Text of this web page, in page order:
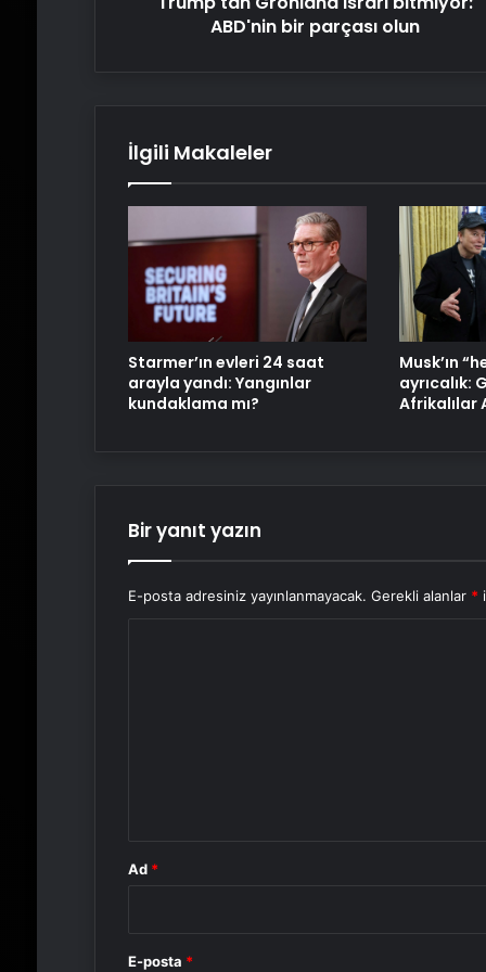
ABD'nin bir parçası olun
İlgili Makaleler
Starmer’ın evleri 24 saat
arayla yandı: Yangınlar
kundaklama mı?
Musk’ın
ayrıcalık:
Afrikalılar
Bir yanıt yazın
E-posta adresiniz yayınlanmayacak. Gerekli alanlar *
Ad *
E-posta *